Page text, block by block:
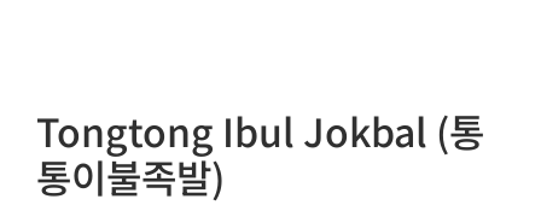
Tongtong Ibul Jokbal (통
통이불족발)